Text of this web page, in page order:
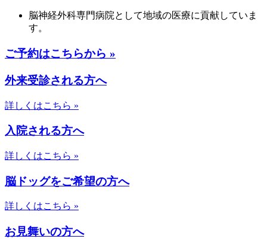
脳神経外科専門病院として地域の医療に貢献していま
す。
ご予約はこちらから »
外来受診される方へ
詳しくはこちら »
入院される方へ
詳しくはこちら »
脳ドッグをご希望の方へ
詳しくはこちら »
お見舞いの方へ